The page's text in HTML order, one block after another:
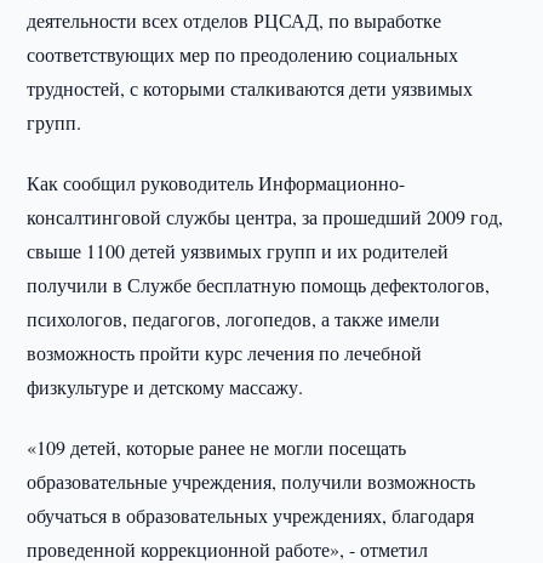
деятельности всех отделов РЦСАД, по выработке
соответствующих мер по преодолению социальных
трудностей, с которыми сталкиваются дети уязвимых
групп.
Как сообщил руководитель Информационно-
консалтинговой службы центра, за прошедший 2009 год,
свыше 1100 детей уязвимых групп и их родителей
получили в Службе бесплатную помощь дефектологов,
психологов, педагогов, логопедов, а также имели
возможность пройти курс лечения по лечебной
физкультуре и детскому массажу.
«109 детей, которые ранее не могли посещать
образовательные учреждения, получили возможность
обучаться в образовательных учреждениях, благодаря
проведенной коррекционной работе», - отметил